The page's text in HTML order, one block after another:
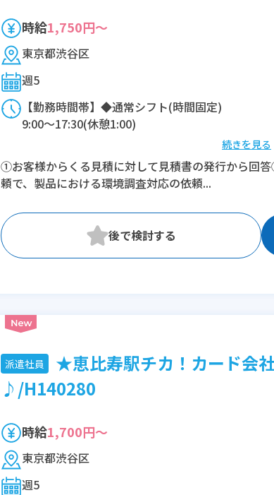
時給1,750円～
東京都渋谷区
週5
【勤務時間帯】◆通常シフト(時間固定)
9:00〜17:30(休憩1:00)
※残業：10〜20時間程度/月
続きを見る
①お客様からくる見積に対して見積書の発行から回
頼で、製品における環境調査対応の依頼...
派遣社員
★恵比寿駅チカ！カード会
♪/H140280
時給1,700円～
東京都渋谷区
週5